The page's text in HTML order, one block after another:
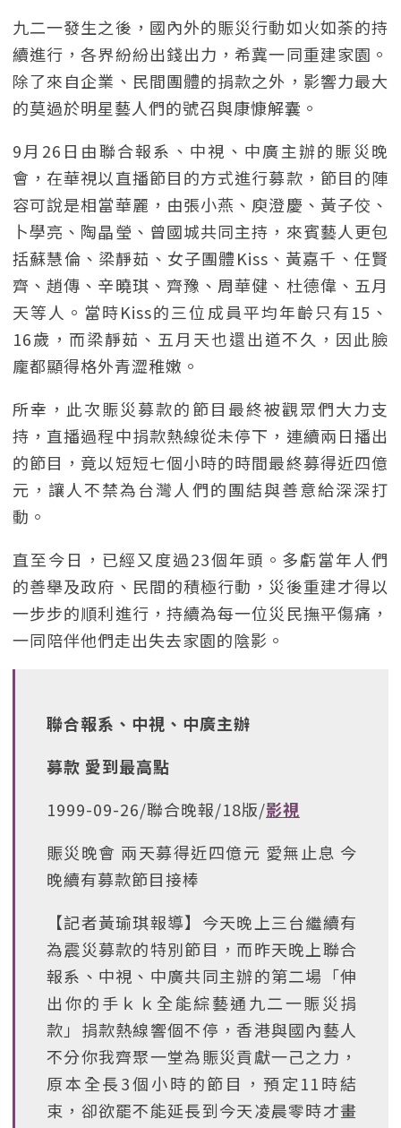
九二一發生之後，國內外的賑災行動如火如荼的持
續進行，各界紛紛出錢出力，希冀一同重建家園。
除了來自企業、民間團體的捐款之外，影響力最大
的莫過於明星藝人們的號召與康慷解囊。
9月26日由聯合報系、中視、中廣主辦的賑災晚
會，在華視以直播節目的方式進行募款，節目的陣
容可說是相當華麗，由張小燕、庾澄慶、黃子佼、
卜學亮、陶晶瑩、曾國城共同主持，來賓藝人更包
括蘇慧倫、梁靜茹、女子團體Kiss、黃嘉千、任賢
齊、趙傳、辛曉琪、齊豫、周華健、杜德偉、五月
天等人。當時Kiss的三位成員平均年齡只有15、
16歲，而梁靜茹、五月天也還出道不久，因此臉
龐都顯得格外青澀稚嫩。
所幸，此次賑災募款的節目最終被觀眾們大力支
持，直播過程中捐款熱線從未停下，連續兩日播出
的節目，竟以短短七個小時的時間最終募得近四億
元，讓人不禁為台灣人們的團結與善意給深深打
動。
直至今日，已經又度過23個年頭。多虧當年人們
的善舉及政府、民間的積極行動，災後重建才得以
一步步的順利進行，持續為每一位災民撫平傷痛，
一同陪伴他們走出失去家園的陰影。
聯合報系、中視、中廣主辦
募款 愛到最高點
1999-09-26/聯合晚報/18版/影視
賑災晚會 兩天募得近四億元 愛無止息 今
晚續有募款節目接棒
【記者黃瑜琪報導】今天晚上三台繼續有
為震災募款的特別節目，而昨天晚上聯合
報系、中視、中廣共同主辦的第二場「伸
出你的手ｋｋ全能綜藝通九二一賑災捐
款」捐款熱線響個不停，香港與國內藝人
不分你我齊聚一堂為賑災貢獻一己之力，
原本全長3個小時的節目，預定11時結
束，卻欲罷不能延長到今天凌晨零時才畫